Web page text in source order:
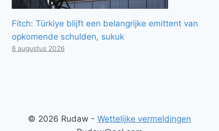
Fitch: Türkiye blijft een belangrijke emittent van
opkomende schulden, sukuk
6 augustus 2026
© 2026 Rudaw - Wettelijke vermeldingen